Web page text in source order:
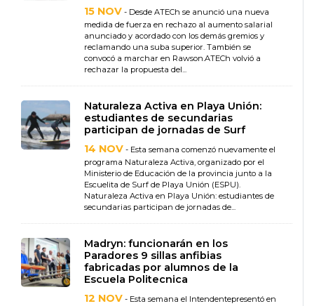
15 NOV - Desde ATECh se anunció una nueva
medida de fuerza en rechazo al aumento salarial
anunciado y acordado con los demás gremios y
reclamando una suba superior. También se
convocó a marchar en Rawson.ATECh volvió a
rechazar la propuesta del...
Naturaleza Activa en Playa Unión:
estudiantes de secundarias
participan de jornadas de Surf
14 NOV - Esta semana comenzó nuevamente el
programa Naturaleza Activa, organizado por el
Ministerio de Educación de la provincia junto a la
Escuelita de Surf de Playa Unión (ESPU).
Naturaleza Activa en Playa Unión: estudiantes de
secundarias participan de jornadas de...
Madryn: funcionarán en los
Paradores 9 sillas anfibias
fabricadas por alumnos de la
Escuela Politecnica
12 NOV - Esta semana el Intendentepresentó en